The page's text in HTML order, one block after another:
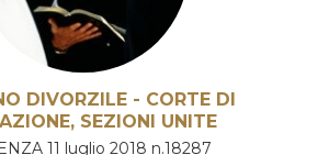
DIVORZILE - CORTE DI
SEZIONI UNITE
11 luglio 2018 n.18287